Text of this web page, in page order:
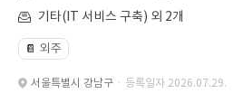
기타(IT 서비스 구축) 외 2개
📔 외주
서울특별시 강남구 · 등록일자 2026.07.29.